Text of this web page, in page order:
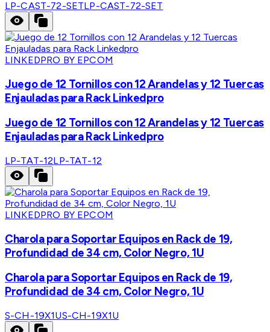
LP-CAST-72-SETLP-CAST-72-SET
LINKEDPRO BY EPCOM
Juego de 12 Tornillos con 12 Arandelas y 12 Tuercas
Enjauladas para Rack Linkedpro
Juego de 12 Tornillos con 12 Arandelas y 12 Tuercas
Enjauladas para Rack Linkedpro
LP-TAT-12LP-TAT-12
LINKEDPRO BY EPCOM
Charola para Soportar Equipos en Rack de 19,
Profundidad de 34 cm, Color Negro, 1U
Charola para Soportar Equipos en Rack de 19,
Profundidad de 34 cm, Color Negro, 1U
S-CH-19X1US-CH-19X1U